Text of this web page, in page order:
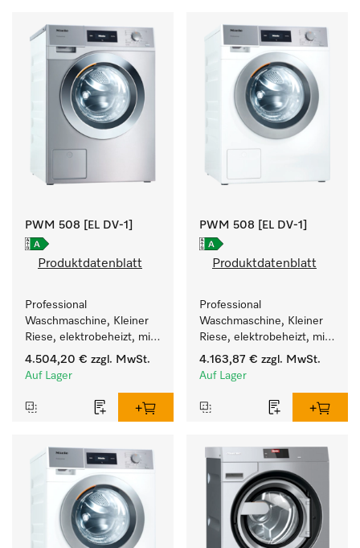
PWM 508 [EL DV-1]
Produktdatenblatt
Professional
Waschmaschine, Kleiner
Riese, elektrobeheizt, mit
Ablaufventil und
zielgruppenspezifischen
Leistung 8 kg  in 49 min .
4.504,20 € zzgl. MwSt.
Auf Lager
PWM 508 [EL DV-1]
Produktdatenblatt
Professional
Waschmaschine, Kleiner
Riese, elektrobeheizt, mit
Ablaufventil und
zielgruppenspezifischen
Leistung 8 kg  in 49 min .
4.163,87 € zzgl. MwSt.
Auf Lager